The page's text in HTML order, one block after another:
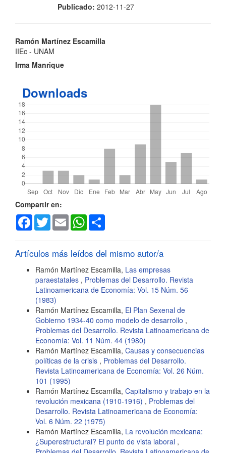
Publicado: 2012-11-27
Contenido
principal
artículo
Ramón Martínez Escamilla
IIEc - UNAM
Irma Manrique
Downloads
Detalles
del
artículo
Compartir en:
Facebook
TwitterEmail WhatsApp
Artículos más leídos del mismo autor/a
Ramón Martínez Escamilla, Las empresas
paraestatales , Problemas del Desarrollo. Revista
Latinoamericana de Economía: Vol. 15 Núm. 56
(1983)
Ramón Martínez Escamilla, El Plan Sexenal de
Gobierno 1934-40 como modelo de desarrollo ,
Problemas del Desarrollo. Revista Latinoamericana de
Economía: Vol. 11 Núm. 44 (1980)
Ramón Martínez Escamilla, Causas y consecuencias
políticas de la crisis , Problemas del Desarrollo.
Revista Latinoamericana de Economía: Vol. 26 Núm.
101 (1995)
Ramón Martínez Escamilla, Capitalismo y trabajo en la
revolución mexicana (1910-1916) , Problemas del
Desarrollo. Revista Latinoamericana de Economía:
Vol. 6 Núm. 22 (1975)
Ramón Martínez Escamilla, La revolución mexicana:
¿Superestructural? El punto de vista laboral ,